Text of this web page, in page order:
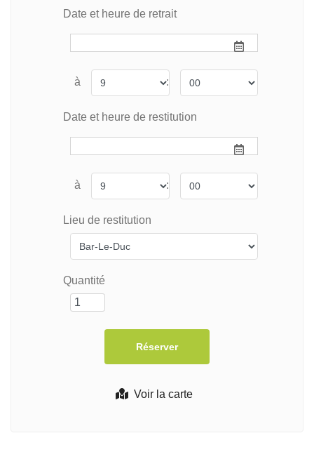
Voir la carte
Date et heure de retrait
à :
Date et heure de restitution
à :
Lieu de restitution
Quantité